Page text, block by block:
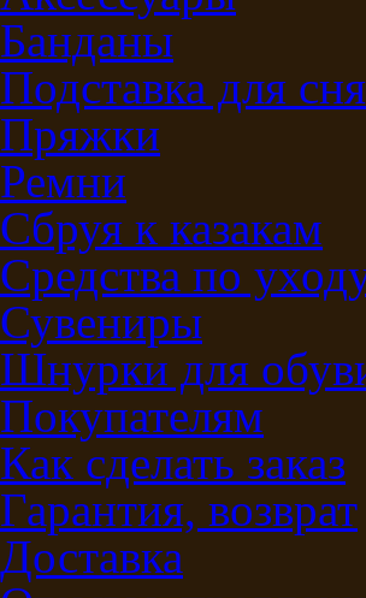
Банданы
Подставка для
Пряжки
Ремни
Сбруя к казакам
Средства по
Сувениры
Шнурки для
Покупателям
Как сделать заказ
Гарантия, возврат
Доставка